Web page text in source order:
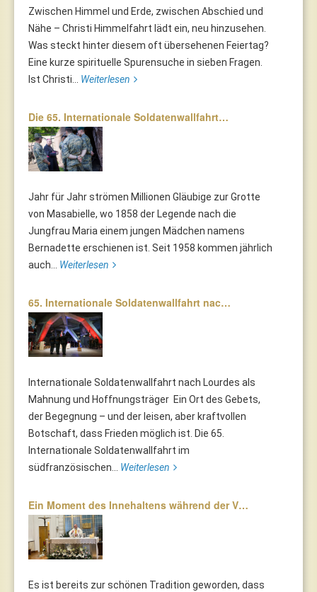
Zwischen Himmel und Erde, zwischen Abschied und
Nähe – Christi Himmelfahrt lädt ein, neu hinzusehen.
Was steckt hinter diesem oft übersehenen Feiertag?
Eine kurze spirituelle Spurensuche in sieben Fragen.
Ist Christi... Weiterlesen
Die 65. Internationale Soldatenwallfahrt…
Jahr für Jahr strömen Millionen Gläubige zur Grotte
von Masabielle, wo 1858 der Legende nach die
Jungfrau Maria einem jungen Mädchen namens
Bernadette erschienen ist. Seit 1958 kommen jährlich
auch... Weiterlesen
65. Internationale Soldatenwallfahrt nac…
Internationale Soldatenwallfahrt nach Lourdes als
Mahnung und Hoffnungsträger Ein Ort des Gebets,
der Begegnung – und der leisen, aber kraftvollen
Botschaft, dass Frieden möglich ist. Die 65.
Internationale Soldatenwallfahrt im
südfranzösischen... Weiterlesen
Ein Moment des Innehaltens während der V…
Es ist bereits zur schönen Tradition geworden, dass